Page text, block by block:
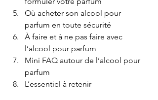
Où acheter son alcool pour
parfum en toute sécurité
À faire et à ne pas faire avec
l’alcool pour parfum
Mini FAQ autour de l’alcool pour
parfum
L’essentiel à retenir